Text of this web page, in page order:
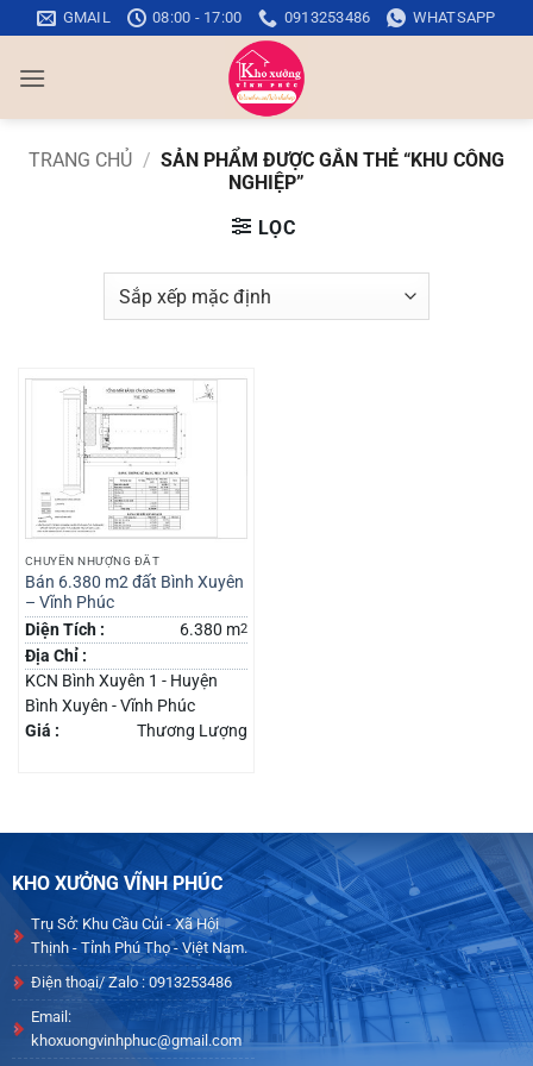
qua
nội
GMAIL 08:00 - 17:00 0913253486 WHATSAPP
TRANG CHỦ / SẢN PHẨM ĐƯỢC GẮN THẺ “KHU CÔNG
NGHIỆP”
LỌC
CHUYỂN NHƯỢNG ĐẤT
Bán 6.380 m2 đất Bình Xuyên
– Vĩnh Phúc
Diện Tích :
6.380 m2
Địa Chỉ :
KCN Bình Xuyên 1 - Huyện
Bình Xuyên - Vĩnh Phúc
Giá :
Thương Lượng
KHO XƯỞNG VĨNH PHÚC
Trụ Sở: Khu Cầu Củi - Xã Hội
Thịnh - Tỉnh Phú Thọ - Việt Nam.
Điện thoại/ Zalo : 0913253486
Email:
khoxuongvinhphuc@gmail.com